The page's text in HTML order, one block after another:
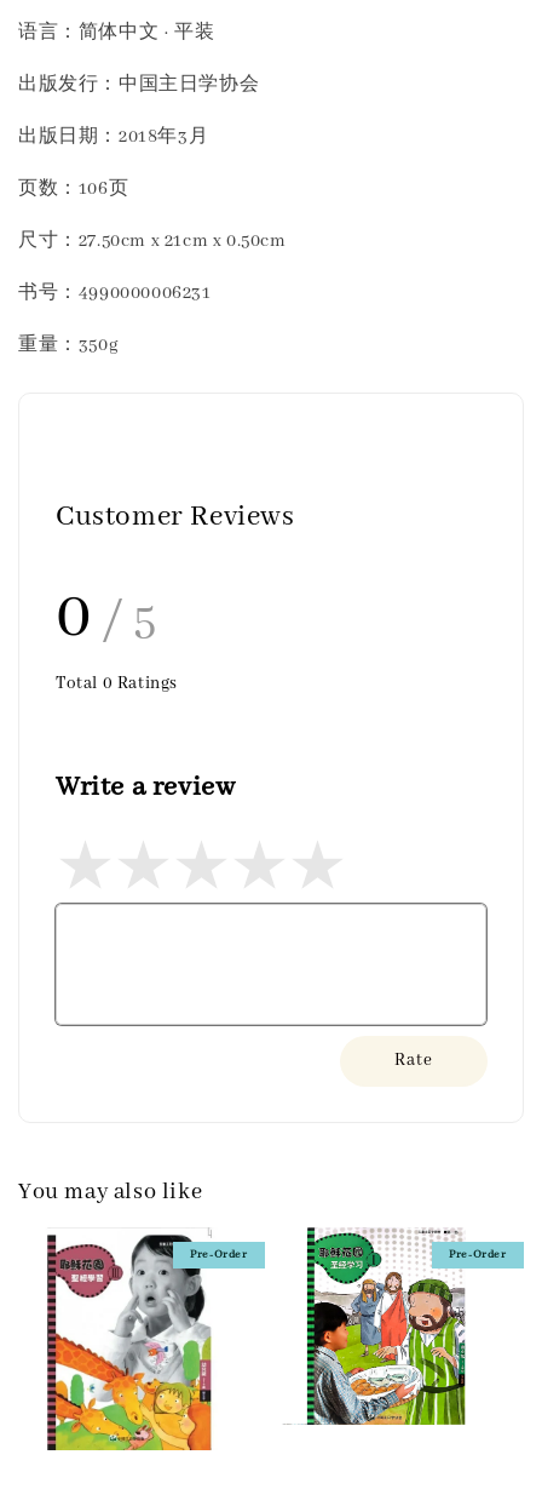
语言：简体中文 · 平装
出版发行：中国主日学协会
出版日期：2018年3月
页数：106页
尺寸：27.50cm x 21cm x 0.50cm
书号：4990000006231
重量：350g
Customer Reviews
0 / 5
Total 0 Ratings
Write a review
Rate
You may also like
Pre-Order Pre-Order